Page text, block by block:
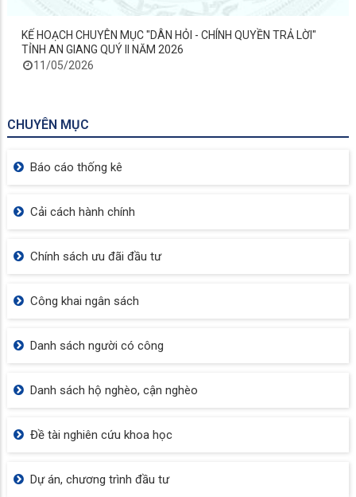
KẾ HOẠCH CHUYÊN MỤC "DÂN HỎI - CHÍNH QUYỀN TRẢ LỜI"
TỈNH AN GIANG QUÝ II NĂM 2026
11/05/2026
CHUYÊN MỤC
Báo cáo thống kê
Cải cách hành chính
Chính sách ưu đãi đầu tư
Công khai ngân sách
Danh sách người có công
Danh sách hộ nghèo, cận nghèo
Đề tài nghiên cứu khoa học
Dự án, chương trình đầu tư